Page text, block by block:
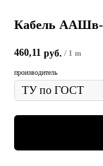
Кабель ААШв-
460,11 руб. / 1 m
производитель